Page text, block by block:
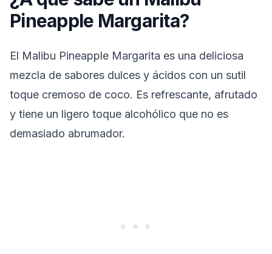
Pineapple Margarita?
El Malibu Pineapple Margarita es una deliciosa
mezcla de sabores dulces y ácidos con un sutil
toque cremoso de coco. Es refrescante, afrutado
y tiene un ligero toque alcohólico que no es
demasiado abrumador.